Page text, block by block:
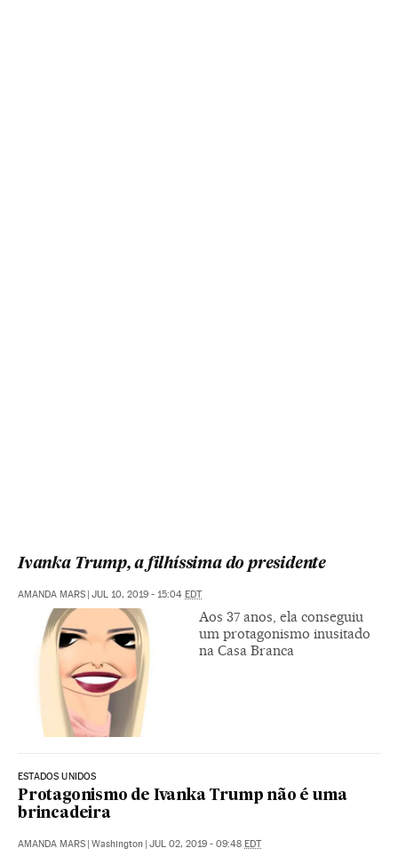
Ivanka Trump, a filhíssima do presidente
AMANDA MARS | JUL 10, 2019 - 15:04 EDT
Aos 37 anos, ela conseguiu
um protagonismo inusitado
na Casa Branca
ESTADOS UNIDOS
Protagonismo de Ivanka Trump não é uma
brincadeira
AMANDA MARS | Washington | JUL 02, 2019 - 09:48 EDT